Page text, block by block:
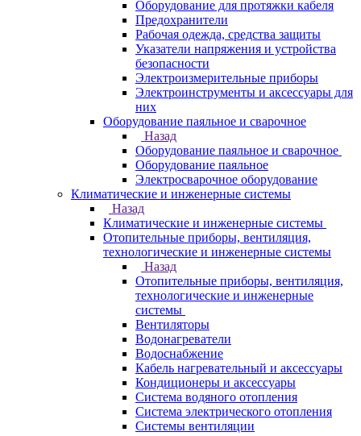
Оборудование для протяжки кабеля
Предохранители
Рабочая одежда, средства защиты
Указатели напряжения и устройства
безопасности
Электроизмерительные приборы
Электроинструменты и аксессуары для
них
Оборудование паяльное и сварочное
Назад
Оборудование паяльное и сварочное
Оборудование паяльное
Электросварочное оборудование
Климатические и инженерные системы
Назад
Климатические и инженерные системы
Отопительные приборы, вентиляция,
технологические и инженерные системы
Назад
Отопительные приборы, вентиляция,
технологические и инженерные
системы
Вентиляторы
Водонагреватели
Водоснабжение
Кабель нагревательный и аксессуары
Кондиционеры и аксессуары
Система водяного отопления
Система электрического отопления
Системы вентиляции